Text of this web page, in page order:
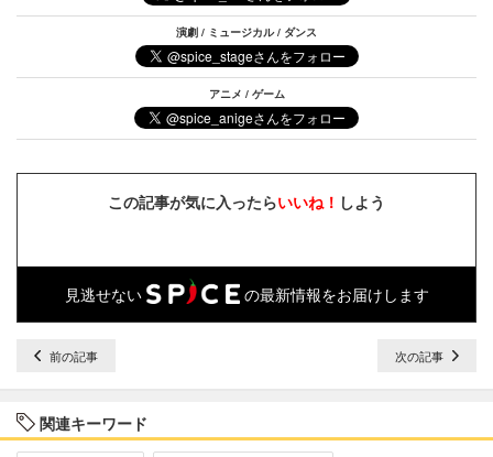
演劇 / ミュージカル / ダンス
アニメ / ゲーム
この記事が気に入ったらいいね！ しよう
見逃せない の最新情報をお届けします
前の記事 次の記事
関連キーワード